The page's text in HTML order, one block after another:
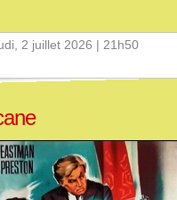
2 juillet 2026 | 21h50